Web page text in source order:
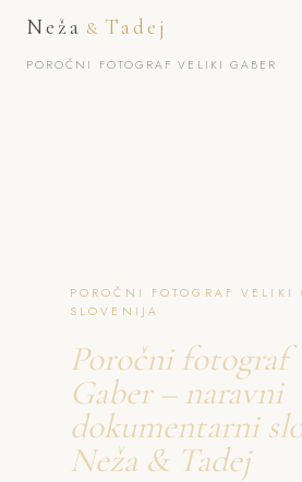
Neža & Tadej
POROČNI FOTOGRAF VELIKI GABER
POROČNI FOTOGRAF VELIKI
SLOVENIJA
Poročni fotograf
Gaber – naravni
dokumentarni
Neža & Tadej